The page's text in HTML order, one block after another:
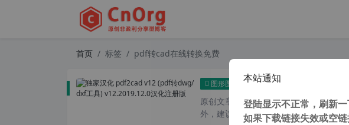
首页 标签 pdf转cad在线转换免费
图形图像 独家汉化 pdf2cad v12 (pdf转
原创文章，转载请注明： 转载自
外，建议避开晚上的访问高峰期...
本站通知
登陆显示不正常，刷新
如果下载链接失效或空